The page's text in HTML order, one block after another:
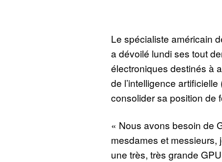
Le spécialiste américain
a dévoilé lundi ses tout
électroniques destinés à
de l’intelligence
consolider sa position de
« Nous avons besoin de
mesdames et messieurs,
une très, très grande